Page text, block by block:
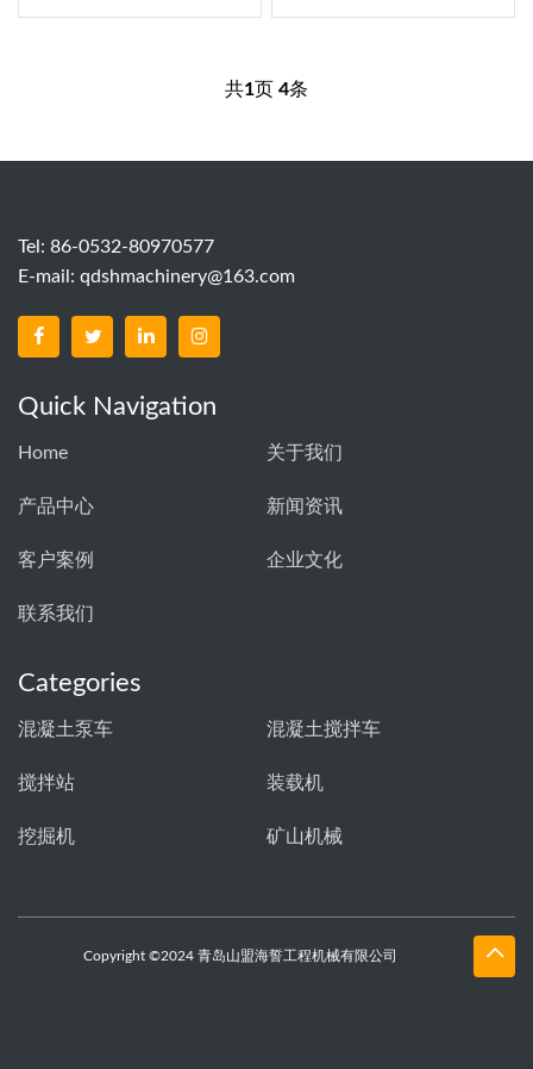
共1页 4条
Tel: 86-0532-80970577
E-mail: qdshmachinery@163.com
Quick Navigation
Home 关于我们
产品中心 新闻资讯
客户案例 企业文化
联系我们
Categories
混凝土泵车 混凝土搅拌车
搅拌站 装载机
挖掘机 矿山机械
Copyright ©2024 青岛山盟海誓工程机械有限公司